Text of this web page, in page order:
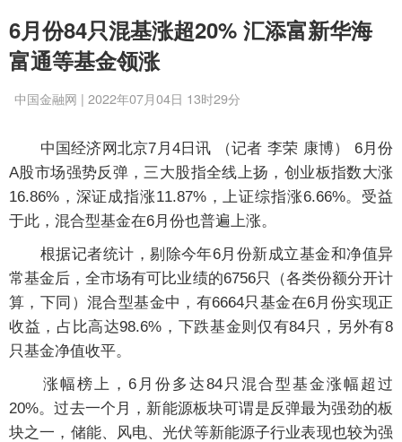
6月份84只混基涨超20% 汇添富新华海
富通等基金领涨
中国金融网 | 2022年07月04日 13时29分
中国经济网北京7月4日讯 （记者 李荣 康博） 6月份
A股市场强势反弹，三大股指全线上扬，创业板指数大涨
16.86%，深证成指涨11.87%，上证综指涨6.66%。受益
于此，混合型基金在6月份也普遍上涨。
根据记者统计，剔除今年6月份新成立基金和净值异
常基金后，全市场有可比业绩的6756只（各类份额分开计
算，下同）混合型基金中，有6664只基金在6月份实现正
收益，占比高达98.6%，下跌基金则仅有84只，另外有8
只基金净值收平。
涨幅榜上，6月份多达84只混合型基金涨幅超过
20%。过去一个月，新能源板块可谓是反弹最为强劲的板
块之一，储能、风电、光伏等新能源子行业表现也较为强